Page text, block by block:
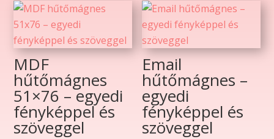
MDF
hűtőmágnes
51×76 – egyedi
fényképpel és
szöveggel
Email
hűtőmágnes –
egyedi
fényképpel és
szöveggel